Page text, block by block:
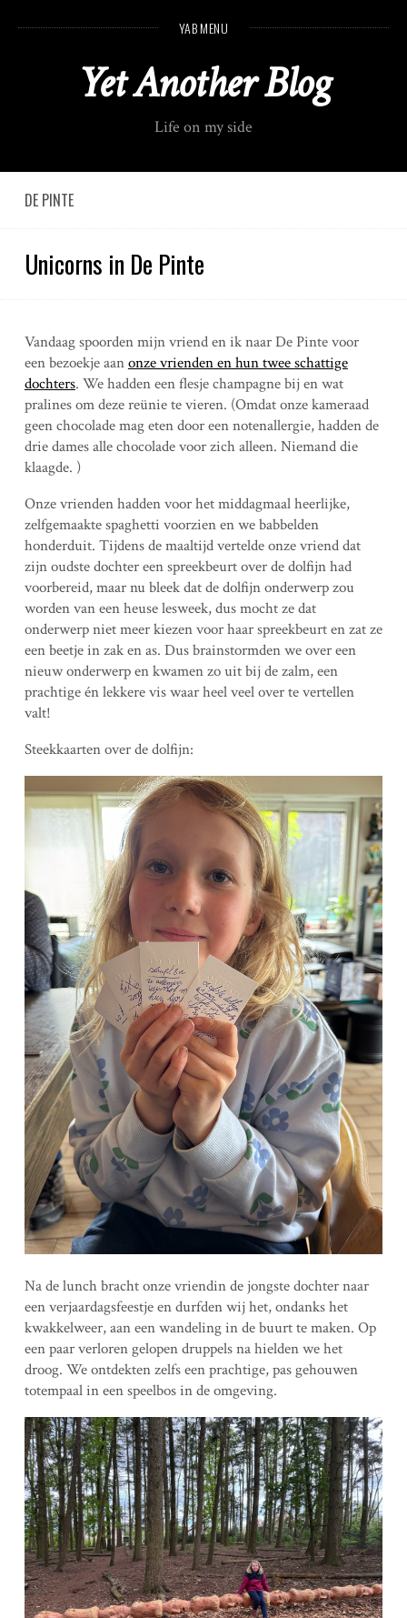
n
YAB MENU
Yet Another Blog
Life on my side
DE PINTE
Unicorns in De Pinte
Vandaag spoorden mijn vriend en ik naar De Pinte voor
een bezoekje aanonze vrienden en hun twee schattige
dochters. We hadden een flesje champagne bij en wat
pralines om deze reünie te vieren. (Omdat onze kameraad
geen chocolade mag eten door een notenallergie, hadden de
drie dames alle chocolade voor zich alleen. Niemand die
klaagde. )
Onze vrienden hadden voor het middagmaal heerlijke,
zelfgemaakte spaghetti voorzien en we babbelden
honderduit. Tijdens de maaltijd vertelde onze vriend dat
zijn oudste dochter een spreekbeurt over de dolfijn had
voorbereid, maar nu bleek dat de dolfijn onderwerp zou
worden van een heuse lesweek, dus mocht ze dat
onderwerp niet meer kiezen voor haar spreekbeurt en zat ze
een beetje in zak en as. Dus brainstormden we over een
nieuw onderwerp en kwamen zo uit bij de zalm, een
prachtige én lekkere vis waar heel veel over te vertellen
valt!
Steekkaarten over de dolfijn:
Na de lunch bracht onze vriendin de jongste dochter naar
een verjaardagsfeestje en durfden wij het, ondanks het
kwakkelweer, aan een wandeling in de buurt te maken. Op
een paar verloren gelopen druppels na hielden we het
droog. We ontdekten zelfs een prachtige, pas gehouwen
totempaal in een speelbos in de omgeving.